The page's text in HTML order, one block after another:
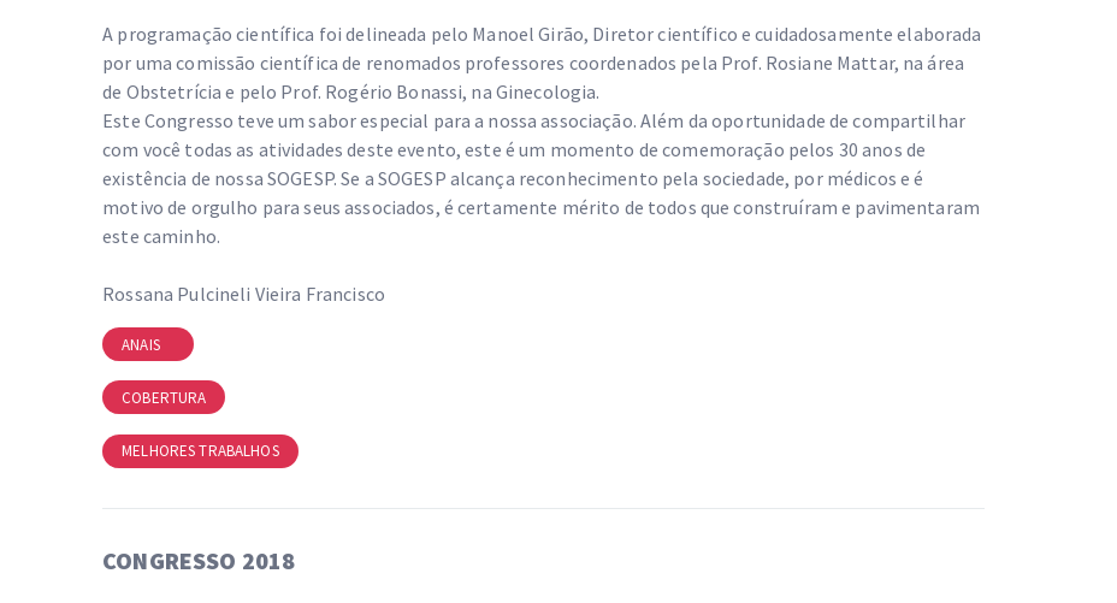
A programação científica foi delineada pelo Manoel Girão, Diretor científico e cuidadosamente elaborada
por uma comissão científica de renomados professores coordenados pela Prof. Rosiane Mattar, na área
de Obstetrícia e pelo Prof. Rogério Bonassi, na Ginecologia.
Este Congresso teve um sabor especial para a nossa associação. Além da oportunidade de compartilhar
com você todas as atividades deste evento, este é um momento de comemoração pelos 30 anos de
existência de nossa SOGESP. Se a SOGESP alcança reconhecimento pela sociedade, por médicos e é
motivo de orgulho para seus associados, é certamente mérito de todos que construíram e pavimentaram
este caminho.
Rossana Pulcineli Vieira Francisco
ANAIS
COBERTURA
MELHORES TRABALHOS
CONGRESSO 2018